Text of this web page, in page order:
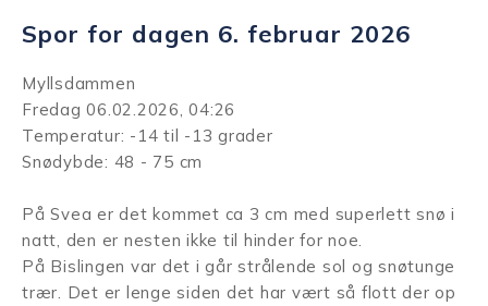
Spor for dagen 6. februar 2026
Myllsdammen
Fredag 06.02.2026, 04:26
Temperatur: -14 til -13 grader
Snødybde: 48 - 75 cm
På Svea er det kommet ca 3 cm med superlett snø i
natt, den er nesten ikke til hinder for noe.
På Bislingen var det i går strålende sol og snøtunge
trær. Det er lenge siden det har vært så flott der op